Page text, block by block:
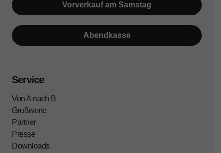
Vorverkauf am Samstag
Abendkasse
Service
Von A nach B
Grußworte
Partner
Presse
Downloads